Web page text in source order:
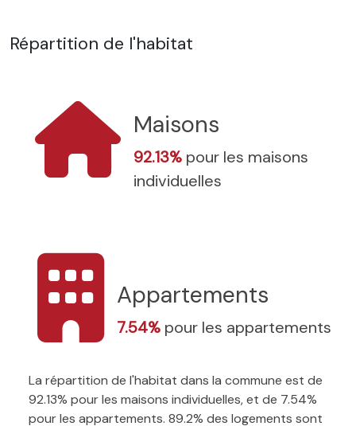
Répartition de l'habitat
Maisons
92.13% pour les maisons
individuelles
Appartements
7.54% pour les appartements
La répartition de l'habitat dans la commune est de
92.13% pour les maisons individuelles, et de 7.54%
pour les appartements. 89.2% des logements sont